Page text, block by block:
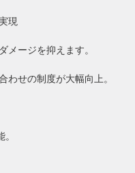
現
ージを抑えます。
せの制度が大幅向上。